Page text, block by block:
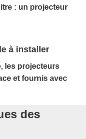
: un projecteur
à installer
les projecteurs
et fournis avec
des